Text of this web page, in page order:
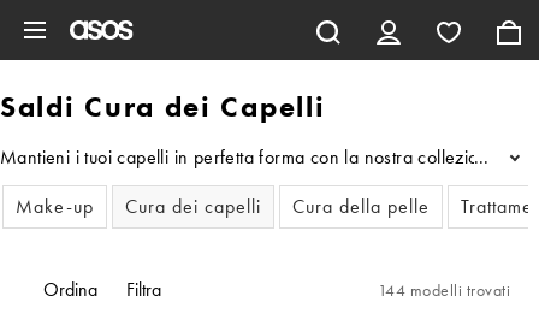
Saldi Cura dei Capelli
Mantieni i tuoi capelli in perfetta forma con la nostra collezione di
...
Make-up
Cura dei capelli Cura della pelle
Ordina Filtra 144 modelli trovati